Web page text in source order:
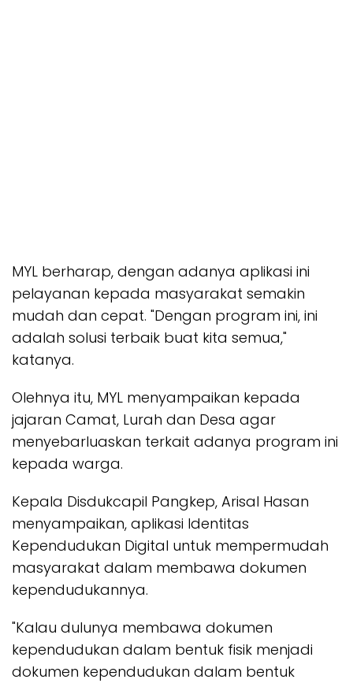
MYL berharap, dengan adanya aplikasi ini
pelayanan kepada masyarakat semakin
mudah dan cepat. "Dengan program ini, ini
adalah solusi terbaik buat kita semua,"
katanya.
Olehnya itu, MYL menyampaikan kepada
jajaran Camat, Lurah dan Desa agar
menyebarluaskan terkait adanya program ini
kepada warga.
Kepala Disdukcapil Pangkep, Arisal Hasan
menyampaikan, aplikasi Identitas
Kependudukan Digital untuk mempermudah
masyarakat dalam membawa dokumen
kependudukannya.
"Kalau dulunya membawa dokumen
kependudukan dalam bentuk fisik menjadi
dokumen kependudukan dalam bentuk